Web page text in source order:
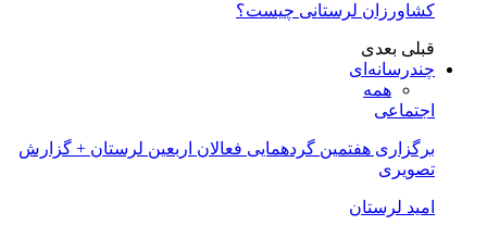
کشاورزان لرستانی چیست؟
قبلی بعدی
چندرسانه‌ای
همه
اجتماعی
برگزاری هفتمین گردهمایی فعالان اربعین لرستان + گزارش
تصویری
امید لرستان